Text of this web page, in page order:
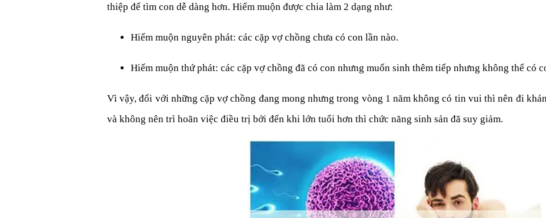
thiệp để tìm con dễ dàng hơn. Hiếm muộn được chia làm 2 dạng như:
Hiếm muộn nguyên phát: các cặp vợ chồng chưa có con lần nào.
Hiếm muộn thứ phát: các cặp vợ chồng đã có con nhưng muốn sinh thêm tiếp nhưng không thể có
Vì vậy, đối với những cặp vợ chồng đang mong nhưng trong vòng 1 năm không có tin vui thì nên đi
và không nên trì hoãn việc điều trị bởi đến khi lớn tuổi hơn thì chức năng sinh sản đã suy giảm.